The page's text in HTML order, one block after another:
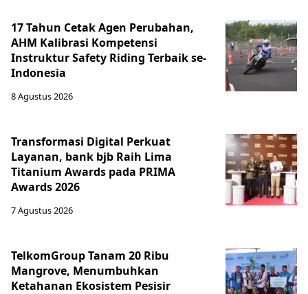
17 Tahun Cetak Agen Perubahan,
AHM Kalibrasi Kompetensi
Instruktur Safety Riding Terbaik se-
Indonesia
8 Agustus 2026
Transformasi Digital Perkuat
Layanan, bank bjb Raih Lima
Titanium Awards pada PRIMA
Awards 2026
7 Agustus 2026
TelkomGroup Tanam 20 Ribu
Mangrove, Menumbuhkan
Ketahanan Ekosistem Pesisir